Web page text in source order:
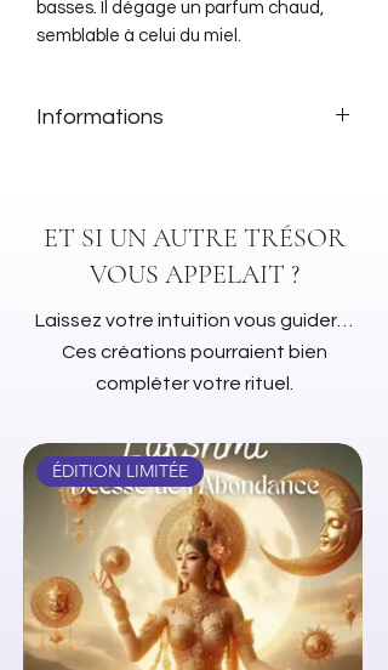
basses. Il dégage un parfum chaud,
semblable à celui du miel.
Informations
ET SI UN AUTRE TRÉSOR
VOUS APPELAIT ?
Laissez votre intuition vous guider…
Ces créations pourraient bien
compléter votre rituel.
ÉDITION LIMITÉE